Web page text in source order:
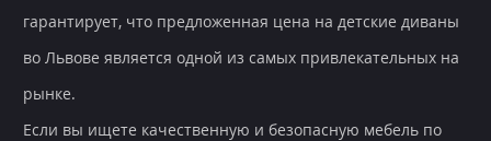
гарантирует, что предложенная цена на детские диваны
во Львове является одной из самых привлекательных на
рынке.
Если вы ищете качественную и безопасную мебель по